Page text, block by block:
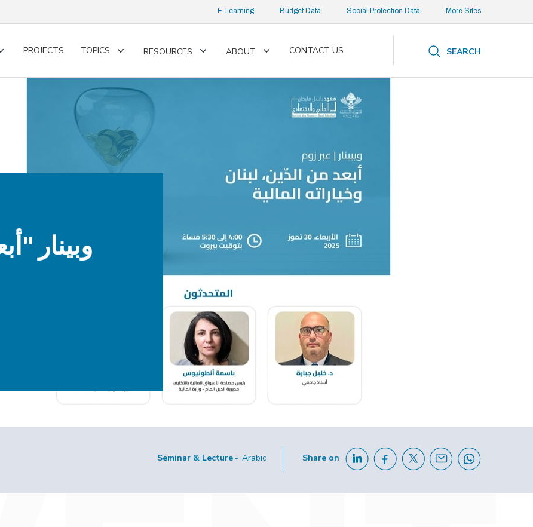
E-Learning Budget Data Social Protection Data More Sites
Toggle
PROJECTS TOPICS
ToggleRESOURCES
ToggleABOUT
Toggle
CONTACT US SEARCH
Seminar & Lecture Arabic Share on